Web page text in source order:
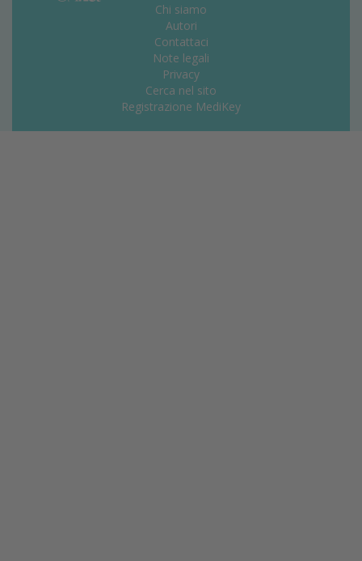
Chi siamo
Autori
Contattaci
Note legali
Privacy
Cerca nel sito
Registrazione MediKey